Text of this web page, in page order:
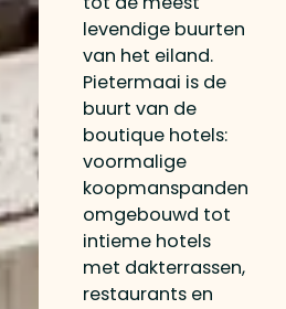
levendige buurten
van het eiland.
Pietermaai is de
buurt van de
boutique hotels:
voormalige
koopmanspanden
omgebouwd tot
intieme hotels
met dakterrassen,
restaurants en